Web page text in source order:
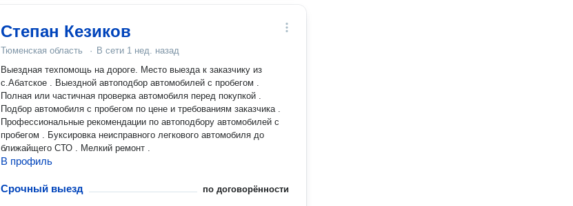
Степан Кезиков
Тюменская область · В сети 1 нед. назад
Выездная техпомощь на дороге. Место выезда к заказчику из
с.Абатское . Выездной автоподбор автомобилей с пробегом .
Полная или частичная проверка автомобиля перед покупкой .
Подбор автомобиля с пробегом по цене и требованиям заказчика .
Профессиональные рекомендации по автоподбору автомобилей с
пробегом . Буксировка неисправного легкового автомобиля до
ближайщего СТО . Мелкий ремонт .
В профиль
Срочный выезд по договорённости